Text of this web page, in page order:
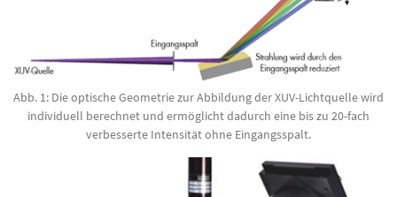
Abb. 1: Die optische Geometrie zur Abbildung der XUV-Lichtquelle wird
individuell berechnet und ermöglicht dadurch eine bis zu 20-fach
verbesserte Intensität ohne Eingangsspalt.